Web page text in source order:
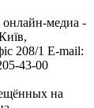
онлайн-медиа -
208/1 E-mail:
43-00
на